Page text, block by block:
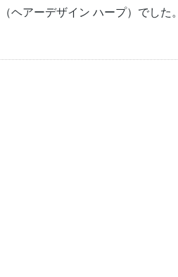
ヘアーデザイン ハープ）でした。